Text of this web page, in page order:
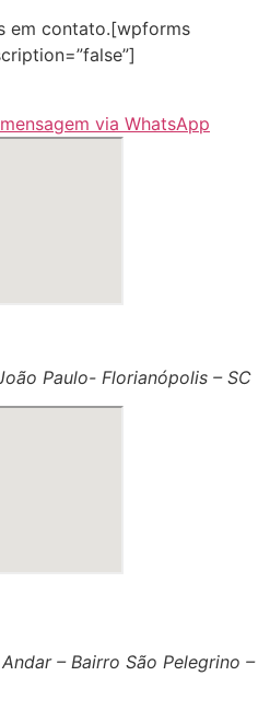
em contato.[wpforms
via WhatsApp
Paulo- Florianópolis – SC
– Bairro São Pelegrino –